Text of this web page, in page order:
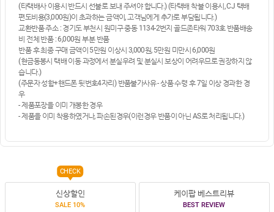
(타택배사 이용시 반드시 선불로 보내 주셔야 합니다.) (타택배 착불 이용시, CJ 택배
편도비용(3,000원)이 초과하는 금액이, 고객님에게 추가로 부담됩니다.)
교환반품 주소 : 경기도 부천시 원미구 중동 1134-2번지 골드존타워 703호 반품배송
비 전체 반품 : 6,000원 부분 반품
반품 후 최종 구매 금액이 5만원 이상시 3,000원, 5만원 미만시 6,000원
(현금동봉시 택배 이동 과정에서 분실우려 및 분실시 보상이 어려우므로 권장하지 않
습니다.)
(주문자 성함+핸드폰 뒷번호4자리) 반품불가사유 - 상품 수령 후 7일 이상 경과한 경
우
- 제품포장을 이미 개봉한 경우
- 제품을 이미 착용하였거나, 파손된경우(이런경우 반품이 아닌 AS로 처리됩니다.)
신상할인
SALE 10%
CHECK
케이팝 베스트리뷰
BEST REVIEW